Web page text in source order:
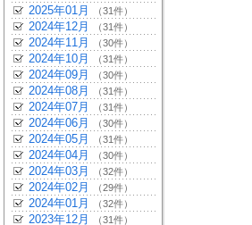
2025年01月 （31件）
2024年12月 （31件）
2024年11月 （30件）
2024年10月 （31件）
2024年09月 （30件）
2024年08月 （31件）
2024年07月 （31件）
2024年06月 （30件）
2024年05月 （31件）
2024年04月 （30件）
2024年03月 （32件）
2024年02月 （29件）
2024年01月 （32件）
2023年12月 （31件）